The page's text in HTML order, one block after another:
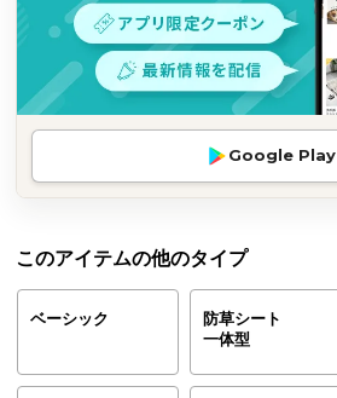
カ
ら
探
Google Play
このアイテムの他のタイプ
ベーシック
防草シート
一体型